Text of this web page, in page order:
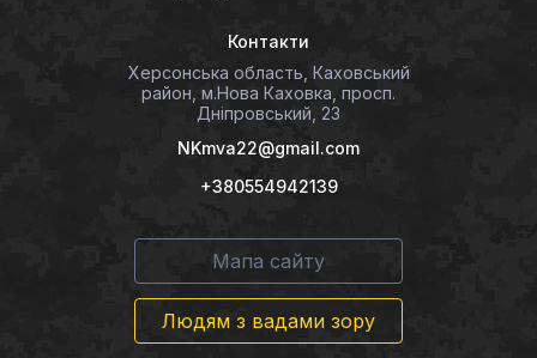
Контакти
Херсонська область, Каховський
район, м.Нова Каховка, просп.
Дніпровський, 23
NKmva22@gmail.com
+380554942139
Мапа сайту
Людям з вадами зору